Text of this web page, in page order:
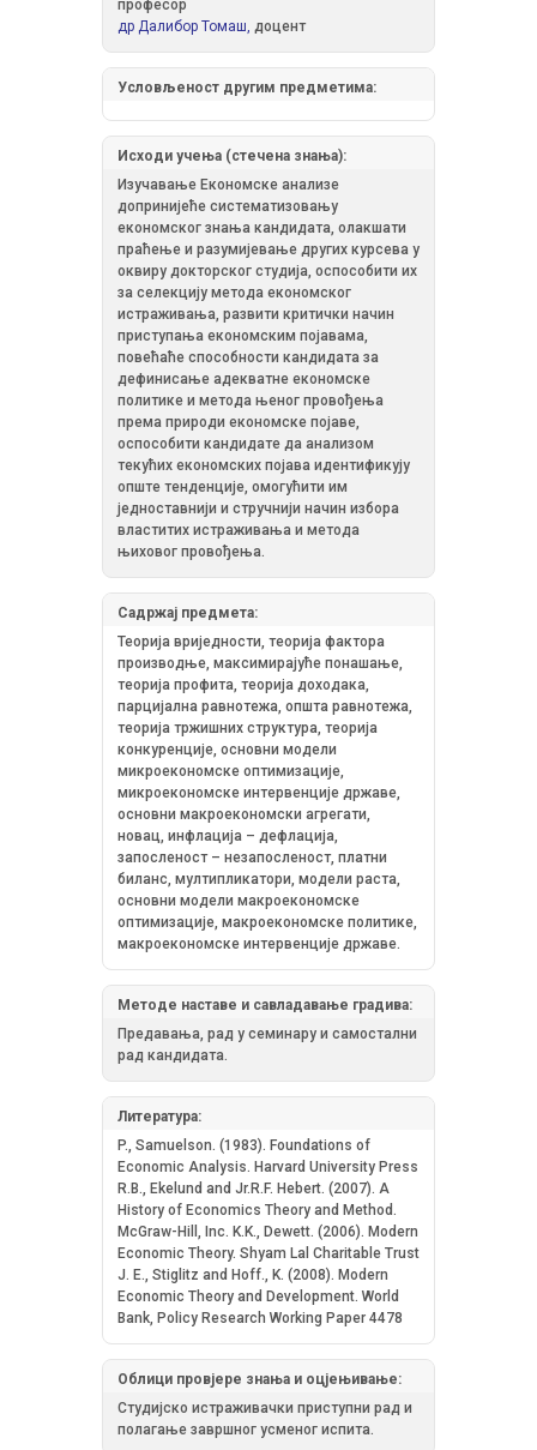
професор
др Далибор Томаш, доцент
Условљеност другим предметима:
Исходи учења (стечена знања):
Изучавање Економске анализе
допринијеће систематизовању
економског знања кандидата, олакшати
праћење и разумијевање других курсева у
оквиру докторског студија, оспособити их
за селекцију метода економског
истраживања, развити критички начин
приступања економским појавама,
повећаће способности кандидата за
дефинисање адекватне економске
политике и метода њеног провођења
према природи економске појаве,
оспособити кандидате да анализом
текућих економских појава идентификују
опште тенденције, омогућити им
једноставнији и стручнији начин избора
властитих истраживања и метода
њиховог провођења.
Садржај предмета:
Теорија вриједности, теорија фактора
производње, максимирајуће понашање,
теорија профита, теорија доходака,
парцијална равнотежа, општа равнотежа,
теорија тржишних структура, теорија
конкуренције, основни модели
микроекономске оптимизације,
микроекономске интервенције државе,
основни макроекономски агрегати,
новац, инфлација – дефлација,
запосленост – незапосленост, платни
биланс, мултипликатори, модели раста,
основни модели макроекономске
оптимизације, макроекономске политике,
макроекономске интервенције државе.
Методе наставе и савладавање градива:
Предавања, рад у семинару и самостални
рад кандидата.
Литература:
P., Samuelson. (1983). Foundations of
Economic Analysis. Harvard University Press
R.B., Ekelund and Jr.R.F. Hebert. (2007). A
History of Economics Theory and Method.
McGraw-Hill, Inc. K.K., Dewett. (2006). Modern
Economic Theory. Shyam Lal Charitable Trust
J. E., Stiglitz and Hoff., K. (2008). Modern
Economic Theory and Development. World
Bank, Policy Research Working Paper 4478
Облици провјере знања и оцјењивање:
Студијско истраживачки приступни рад и
полагање завршног усменог испита.